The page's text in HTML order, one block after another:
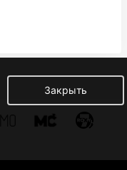
Закрыть